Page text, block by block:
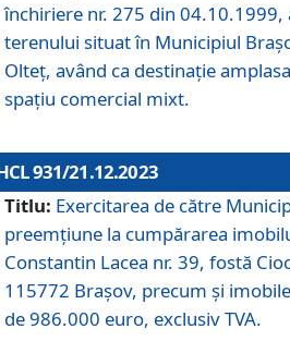
închiriere nr. 275 din
terenului situat în Municipiul
Olteț, având ca destinație
spațiu comercial mixt.
931/21.12.2023
Titlu: Exercitarea de către
preemțiune la cumpărarea
Constantin Lacea nr. 39, fostă
115772 Brașov, precum și
de 986.000 euro, exclusiv TVA.